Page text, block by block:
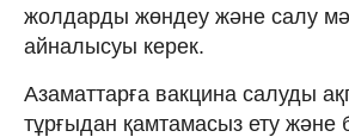
жолдарды жөндеу және салу
айналысуы керек.
Азаматтарға вакцина салуды
тұрғыдан қамтамасыз ету және